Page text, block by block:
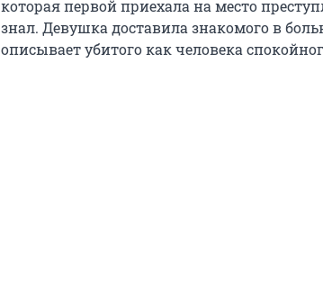
которая первой приехала на место
знал. Девушка доставила знакомого в
описывает убитого как человека